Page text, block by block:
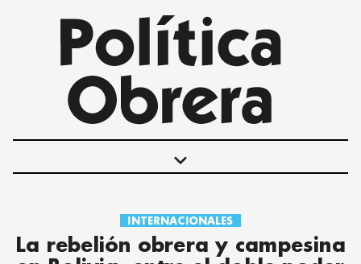
keyboard_arrow_down
POLÍTICAS
INTERNACIONALES
INTERNACIONALES
La rebelión obrera y campesina